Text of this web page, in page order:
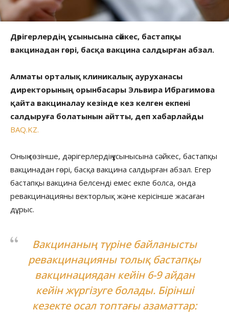
Дәрігерлердің ұсынысына сәйкес, бастапқы
вакцинадан гөрі, басқа вакцина салдырған абзал.
Алматы орталық клиникалық ауруханасы
директорының орынбасары Эльвира Ибрагимова
қайта вакциналау кезінде кез келген екпені
салдыруға болатынын айтты, деп хабарлайды
BAQ.KZ.
Оның сөзінше, дәрігерлердің ұсынысына сәйкес, бастапқы
вакцинадан гөрі, басқа вакцина салдырған абзал. Егер
бастапқы вакцина белсенді емес екпе болса, онда
ревакцинацияны векторлық және керісінше жасаған
дұрыс.
Вакцинаның түріне байланысты
ревакцинацияны толық бастапқы
вакцинациядан кейін 6-9 айдан
кейін жүргізуге болады. Бірінші
кезекте осал топтағы азаматтар: